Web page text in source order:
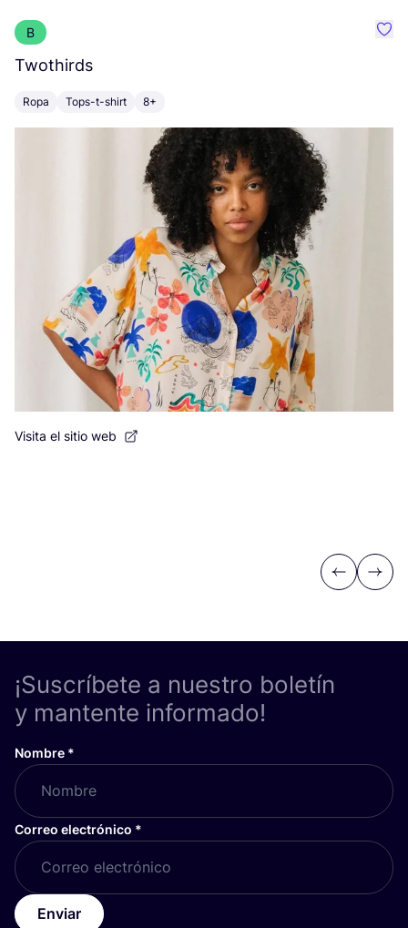
B
Twothirds
Ropa Tops-t-shirt 8+
Visita el sitio web
Previous
Next
¡Suscríbete a nuestro boletín
y mantente informado!
Nombre *
Correo electrónico *
Enviar